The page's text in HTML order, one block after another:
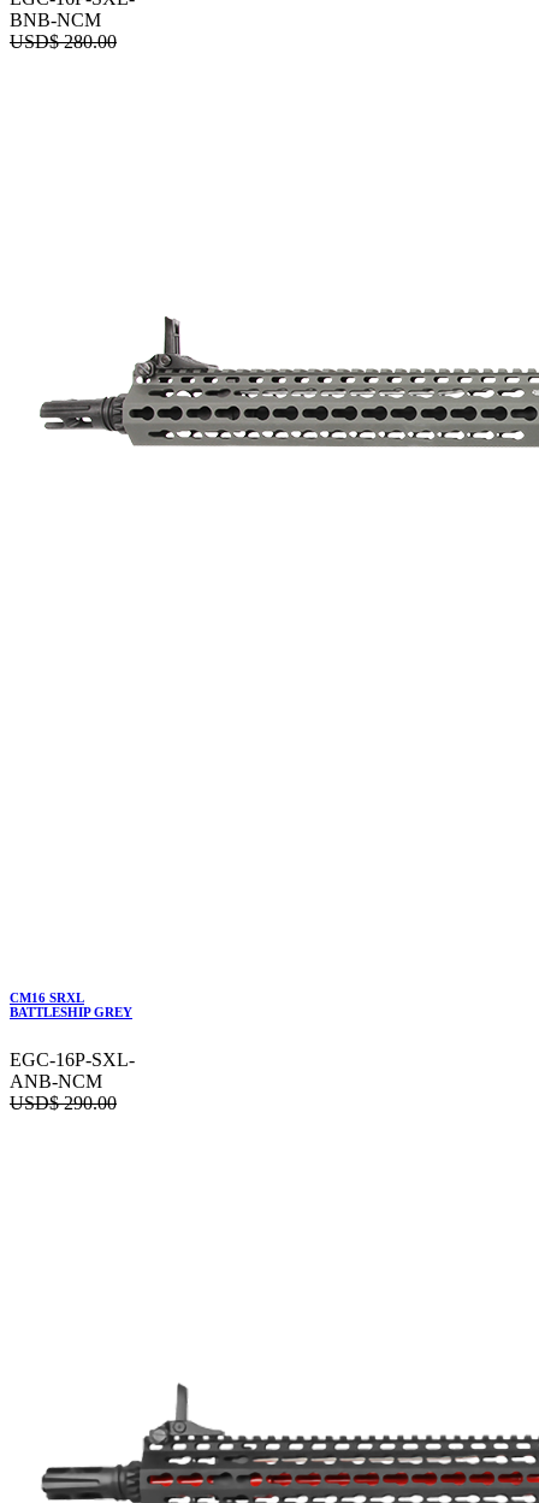
BNB-NCM
USD$280.00
CM16 SRXL
BATTLESHIP GREY
EGC-16P-SXL-
ANB-NCM
USD$290.00